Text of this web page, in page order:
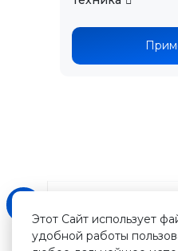
Этот Сайт использует
удобной работы